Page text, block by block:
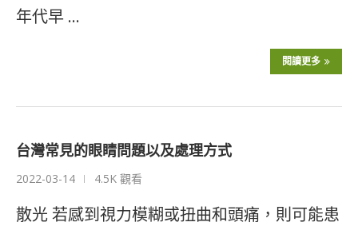
年代早 …
閱讀更多
台灣常見的眼睛問題以及處理方式
2022-03-14 4.5K 觀看
散光 若感到視力模糊或扭曲和頭痛，則可能患